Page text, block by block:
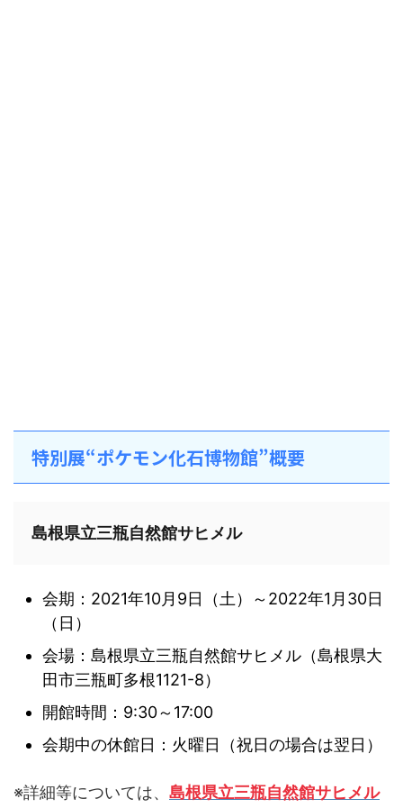
特別展“ポケモン化石博物館”概要
島根県立三瓶自然館サヒメル
会期：2021年10月9日（土）～2022年1月30日
（日）
会場：島根県立三瓶自然館サヒメル（島根県大
田市三瓶町多根1121-8）
開館時間：9:30～17:00
会期中の休館日：火曜日（祝日の場合は翌日）
※詳細等については、 島根県立三瓶自然館サヒメル